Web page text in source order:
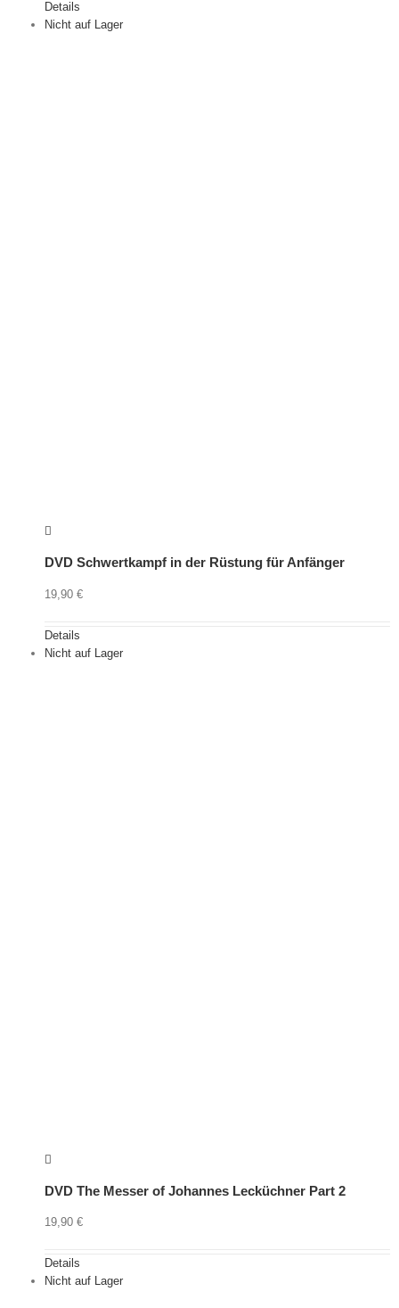
Details
Nicht auf Lager
DVD Schwertkampf in der Rüstung für Anfänger
19,90 €
Details
Nicht auf Lager
DVD The Messer of Johannes Lecküchner Part 2
19,90 €
Details
Nicht auf Lager